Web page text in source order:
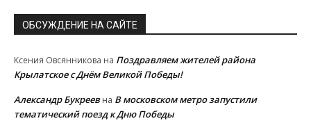
ОБСУЖДЕНИЕ НА САЙТЕ
Ксения Овсянникова на Поздравляем жителей района
Крылатское с Днём Великой Победы!
Александр Букреевна В московском метро запустили
тематический поезд к Дню Победы